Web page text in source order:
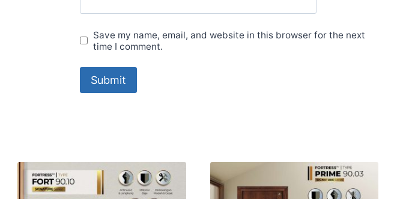
Save my name, email, and website in this browser for the next
time I comment.